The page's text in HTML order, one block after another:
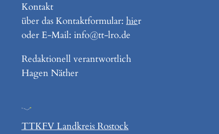
Kontakt
über das Kontaktformular:hier
oder E-Mail: info@tt-lro.de
Redaktionell verantwortlich
Hagen Näther
TTKFV Landkreis Rostock